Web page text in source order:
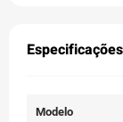
Modelo